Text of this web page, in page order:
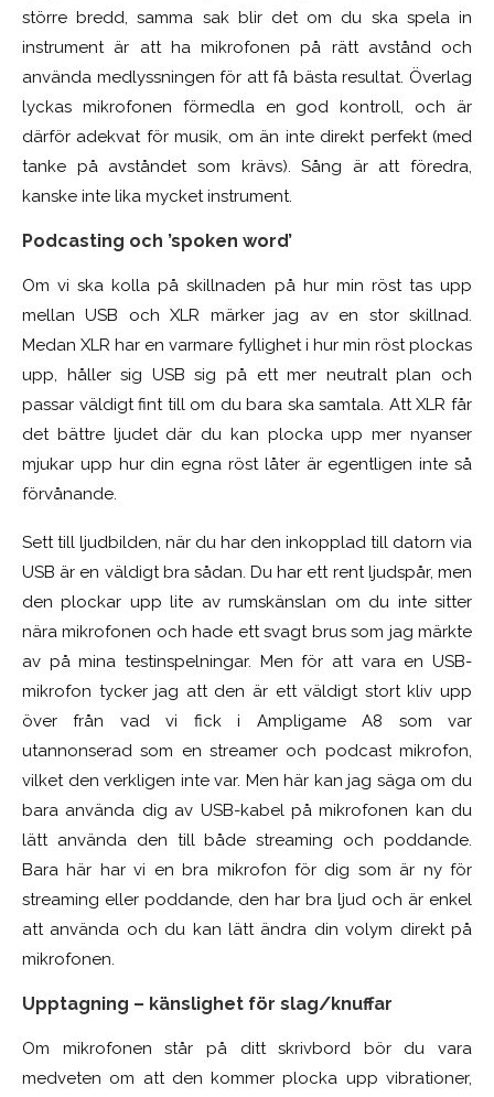
större bredd, samma sak blir det om du ska spela in
instrument är att ha mikrofonen på rätt avstånd och
använda medlyssningen för att få bästa resultat. Överlag
lyckas mikrofonen förmedla en god kontroll, och är
därför adekvat för musik, om än inte direkt perfekt (med
tanke på avståndet som krävs). Sång är att föredra,
kanske inte lika mycket instrument.
Podcasting och ’spoken word’
Om vi ska kolla på skillnaden på hur min röst tas upp
mellan USB och XLR märker jag av en stor skillnad.
Medan XLR har en varmare fyllighet i hur min röst plockas
upp, håller sig USB sig på ett mer neutralt plan och
passar väldigt fint till om du bara ska samtala. Att XLR får
det bättre ljudet där du kan plocka upp mer nyanser
mjukar upp hur din egna röst låter är egentligen inte så
förvånande.
Sett till ljudbilden, när du har den inkopplad till datorn via
USB är en väldigt bra sådan. Du har ett rent ljudspår, men
den plockar upp lite av rumskänslan om du inte sitter
nära mikrofonen och hade ett svagt brus som jag märkte
av på mina testinspelningar. Men för att vara en USB-
mikrofon tycker jag att den är ett väldigt stort kliv upp
över från vad vi fick i Ampligame A8 som var
utannonserad som en streamer och podcast mikrofon,
vilket den verkligen inte var. Men här kan jag säga om du
bara använda dig av USB-kabel på mikrofonen kan du
lätt använda den till både streaming och poddande.
Bara här har vi en bra mikrofon för dig som är ny för
streaming eller poddande, den har bra ljud och är enkel
att använda och du kan lätt ändra din volym direkt på
mikrofonen.
Upptagning – känslighet för slag/knuffar
Om mikrofonen står på ditt skrivbord bör du vara
medveten om att den kommer plocka upp vibrationer,